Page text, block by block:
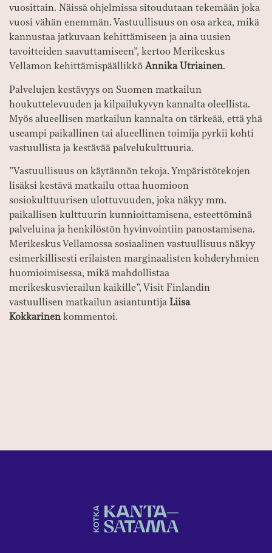
vuosittain. Näissä ohjelmissa sitoudutaan tekemään joka
vuosi vähän enemmän. Vastuullisuus on osa arkea, mikä
kannustaa jatkuvaan kehittämiseen ja aina uusien
tavoitteiden saavuttamiseen”, kertoo Merikeskus
Vellamon kehittämispäällikköAnnika Utriainen.
Palvelujen kestävyys on Suomen matkailun
houkuttelevuuden ja kilpailukyvyn kannalta oleellista.
Myös alueellisen matkailun kannalta on tärkeää, että yhä
useampi paikallinen tai alueellinen toimija pyrkii kohti
vastuullista ja kestävää palvelukulttuuria.
”Vastuullisuus on käytännön tekoja. Ympäristötekojen
lisäksi kestävä matkailu ottaa huomioon
sosiokulttuurisen ulottuvuuden, joka näkyy mm.
paikallisen kulttuurin kunnioittamisena, esteettöminä
palveluina ja henkilöstön hyvinvointiin panostamisena.
Merikeskus Vellamossa sosiaalinen vastuullisuus näkyy
esimerkillisesti erilaisten marginaalisten kohderyhmien
huomioimisessa, mikä mahdollistaa
merikeskusvierailun kaikille”, Visit Finlandin
vastuullisen matkailun asiantuntija Liisa
Kokkarinenkommentoi.